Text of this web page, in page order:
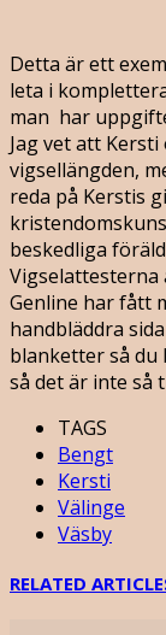
Detta är ett
leta i
man har
Jag vet att
vigsellängden,
reda på Kerstis
beskedliga
Vigselattesterna
Genline har fått
handbläddra
blanketter så du
så det är inte så
TAGS
Bengt
Kersti
Välinge
Väsby
RELATED